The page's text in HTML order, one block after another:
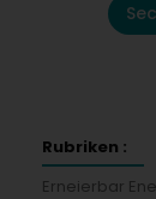
Rubriken :
Erneierbar